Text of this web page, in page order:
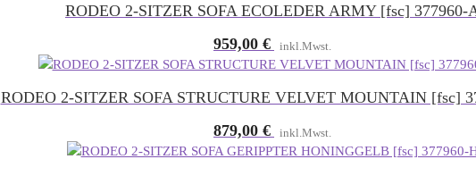
RODEO 2-SITZER SOFA ECOLEDER ARMY [fsc] 377960-
959,00 € inkl.Mwst.
RODEO 2-SITZER SOFA STRUCTURE VELVET MOUNTAIN [fsc]
879,00 € inkl.Mwst.